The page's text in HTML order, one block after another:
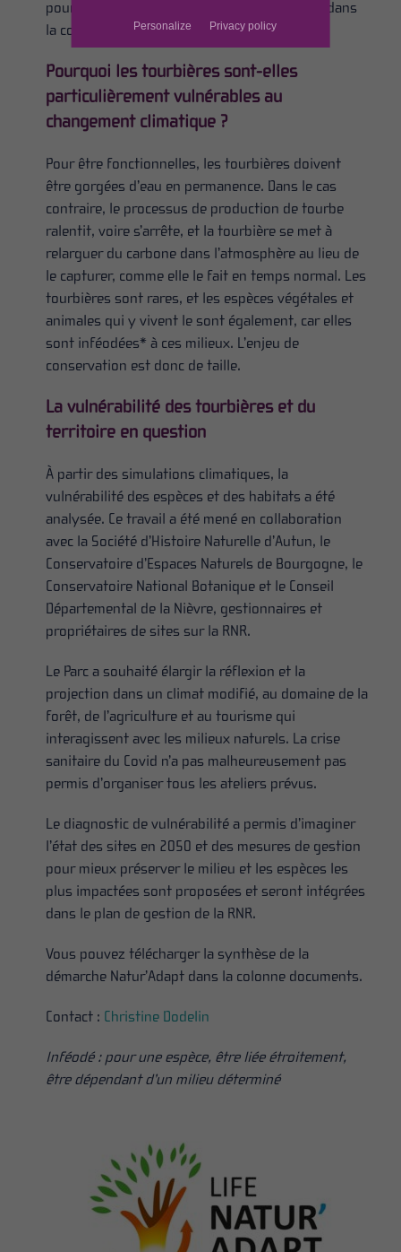
pour le Morvan en téléchargeant la synthèse dans
la colonne documents.
Pourquoi les tourbières sont-elles
particulièrement vulnérables au
changement climatique ?
Pour être fonctionnelles, les tourbières doivent
être gorgées d’eau en permanence. Dans le cas
contraire, le processus de production de tourbe
ralentit, voire s’arrête, et la tourbière se met à
relarguer du carbone dans l’atmosphère au lieu de
le capturer, comme elle le fait en temps normal. Les
tourbières sont rares, et les espèces végétales et
animales qui y vivent le sont également, car elles
sont inféodées* à ces milieux. L’enjeu de
conservation est donc de taille.
La vulnérabilité des tourbières et du
territoire en question
À partir des simulations climatiques, la
vulnérabilité des espèces et des habitats a été
analysée. Ce travail a été mené en collaboration
avec la Société d’Histoire Naturelle d’Autun, le
Conservatoire d’Espaces Naturels de Bourgogne, le
Conservatoire National Botanique et le Conseil
Départemental de la Nièvre, gestionnaires et
propriétaires de sites sur la RNR.
Le Parc a souhaité élargir la réflexion et la
projection dans un climat modifié, au domaine de la
forêt, de l’agriculture et au tourisme qui
interagissent avec les milieux naturels. La crise
sanitaire du Covid n’a pas malheureusement pas
permis d’organiser tous les ateliers prévus.
Le diagnostic de vulnérabilité a permis d’imaginer
l’état des sites en 2050 et des mesures de gestion
pour mieux préserver le milieu et les espèces les
plus impactées sont proposées et seront intégrées
dans le plan de gestion de la RNR.
Vous pouvez télécharger la synthèse de la
démarche Natur’Adapt dans la colonne documents.
Contact : Christine Dodelin
Inféodé : pour une espèce, être liée étroitement,
être dépendant d’un milieu déterminé
Personalize Privacy policy